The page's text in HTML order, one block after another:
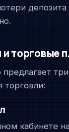
депозита
торговые
торговли:
кабинете